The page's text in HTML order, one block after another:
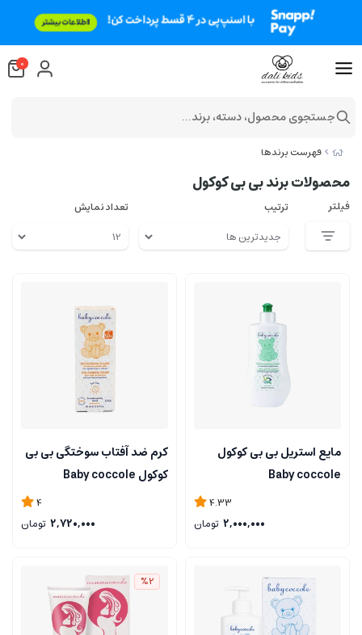
فهرست برندها
محصولات برند بی بی کوکول
فیلتر ترتیب تعداد نمایش
مایع استریل بی بی کوکول
Baby coccole
4.33
2,000,000 تومان
کرم ضد آفتاب سوختگی بی بی
کوکول Baby coccole
4
2,720,000 تومان
%2
0
جستجوی محصول، دسته، برند...